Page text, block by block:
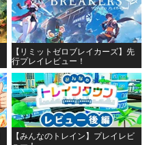
【リミットゼロブレイカーズ】先
行プレイレビュー！
【みんなのトレイン】プレイレビ